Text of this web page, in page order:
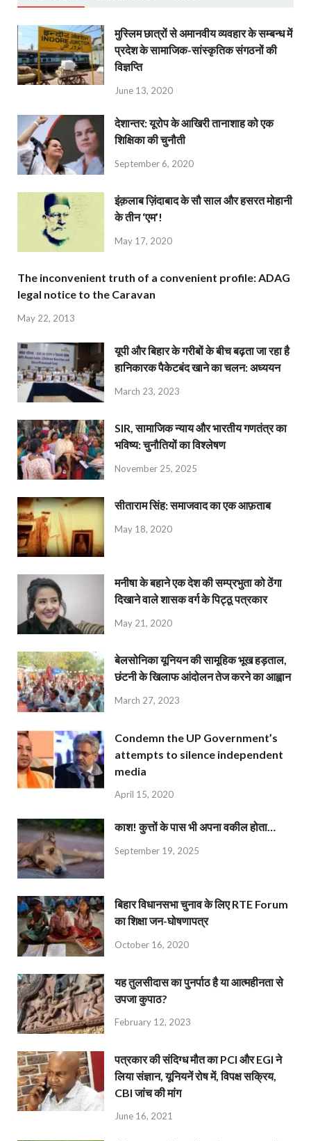
मुस्लिम छात्रों से अमानवीय व्यवहार के सम्बन्ध में
प्रदेश के सामाजिक-सांस्कृतिक संगठनों की
विज्ञप्ति
June 13, 2020
देशान्‍तर: यूरोप के आखिरी तानाशाह को एक
शिक्षिका की चुनौती
September 6, 2020
इंक़लाब ज़िंदाबाद के सौ साल और हसरत मोहानी
के तीन ‘एम’!
May 17, 2020
The inconvenient truth of a convenient profile: ADAG
legal notice to the Caravan
May 22, 2013
यूपी और बिहार के गरीबों के बीच बढ़ता जा रहा है
हानिकारक पैकेटबंद खाने का चलन: अध्ययन
March 23, 2023
SIR, सामाजिक न्याय और भारतीय गणतंत्र का
भविष्य: चुनौतियों का विश्लेषण
November 25, 2025
सीताराम सिंह: समाजवाद का एक आफ़ताब
May 18, 2020
मनीषा के बहाने एक देश की सम्प्रभुता को ठेंगा
दिखाने वाले शासक वर्ग के पिट्ठू पत्रकार
May 21, 2020
बेलसोनिका यूनियन की सामूहिक भूख हड़ताल,
छंटनी के खिलाफ आंदोलन तेज करने का आह्वान
March 27, 2023
Condemn the UP Government’s
attempts to silence independent
media
April 15, 2020
काश! कुत्तों के पास भी अपना वकील होता…
September 19, 2025
बिहार विधानसभा चुनाव के लिए RTE Forum
का शिक्षा जन-घोषणापत्र
October 16, 2020
यह तुलसीदास का पुनर्पाठ है या आत्महीनता से
उपजा कुपाठ?
February 12, 2023
पत्रकार की संदिग्ध मौत का PCI और EGI ने
लिया संज्ञान, यूनियनें रोष में, विपक्ष सक्रिय,
CBI जांच की मांग
June 16, 2021